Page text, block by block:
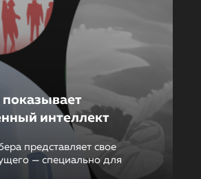
показывает
интеллект
представляет свое
— специально для